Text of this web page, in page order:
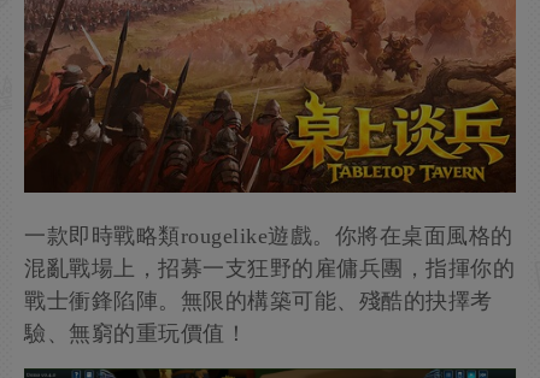
一款即時戰略類rougelike遊戲。你將在桌面風格的
混亂戰場上，招募一支狂野的雇傭兵團，指揮你的
戰士衝鋒陷陣。無限的構築可能、殘酷的抉擇考
驗、無窮的重玩價值！